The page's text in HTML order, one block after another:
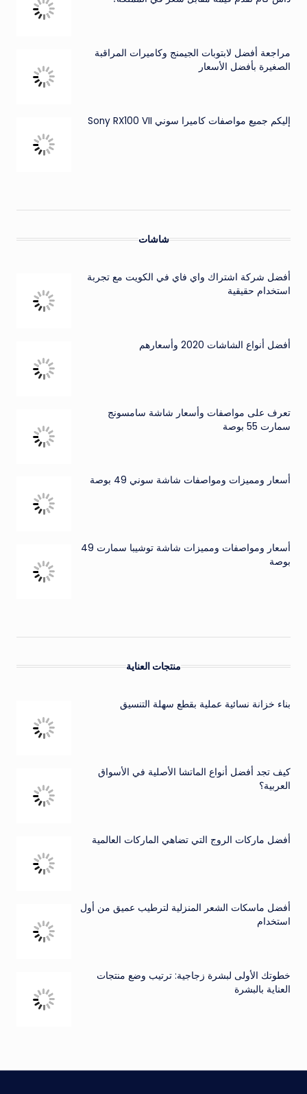
مراجعة أفضل لابتوبات الجيمنج وكاميرات المراقبة
الصغيرة بأفضل الأسعار
إليكم جميع مواصفات كاميرا سوني Sony RX100 VII
شاشات
أفضل شركة اشتراك واي فاي في الكويت مع تجربة
استخدام حقيقية
أفضل أنواع الشاشات 2020 وأسعارهم
تعرف على مواصفات وأسعار شاشة سامسونج
سمارت 55 بوصة
أسعار ومميزات ومواصفات شاشة سوني 49 بوصة
أسعار ومواصفات ومميزات شاشة توشيبا سمارت 49
بوصة
منتجات العناية
بناء خزانة نسائية عملية بقطع سهلة التنسيق
كيف تجد أفضل أنواع الماتشا الأصلية في الأسواق
العربية؟
أفضل ماركات الروج التي تضاهي الماركات العالمية
أفضل ماسكات الشعر المنزلية لترطيب عميق من أول
استخدام
خطوتك الأولى لبشرة زجاجية: ترتيب وضع منتجات
العناية بالبشرة